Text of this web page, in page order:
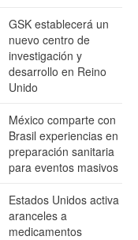
GSK establecerá un
nuevo centro de
investigación y
desarrollo en Reino
Unido
México comparte con
Brasil experiencias en
preparación sanitaria
para eventos masivos
Estados Unidos activa
aranceles a
medicamentos